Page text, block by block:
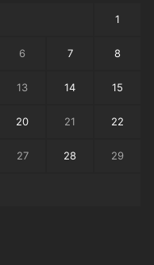
1
6 7 8
13 14 15
20 21 22
27 28 29